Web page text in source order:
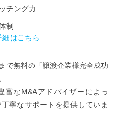
チング力
制
はこちら
で無料の「譲渡企業様完全成功
富なM&Aアドバイザーによっ
寧なサポートを提供していま